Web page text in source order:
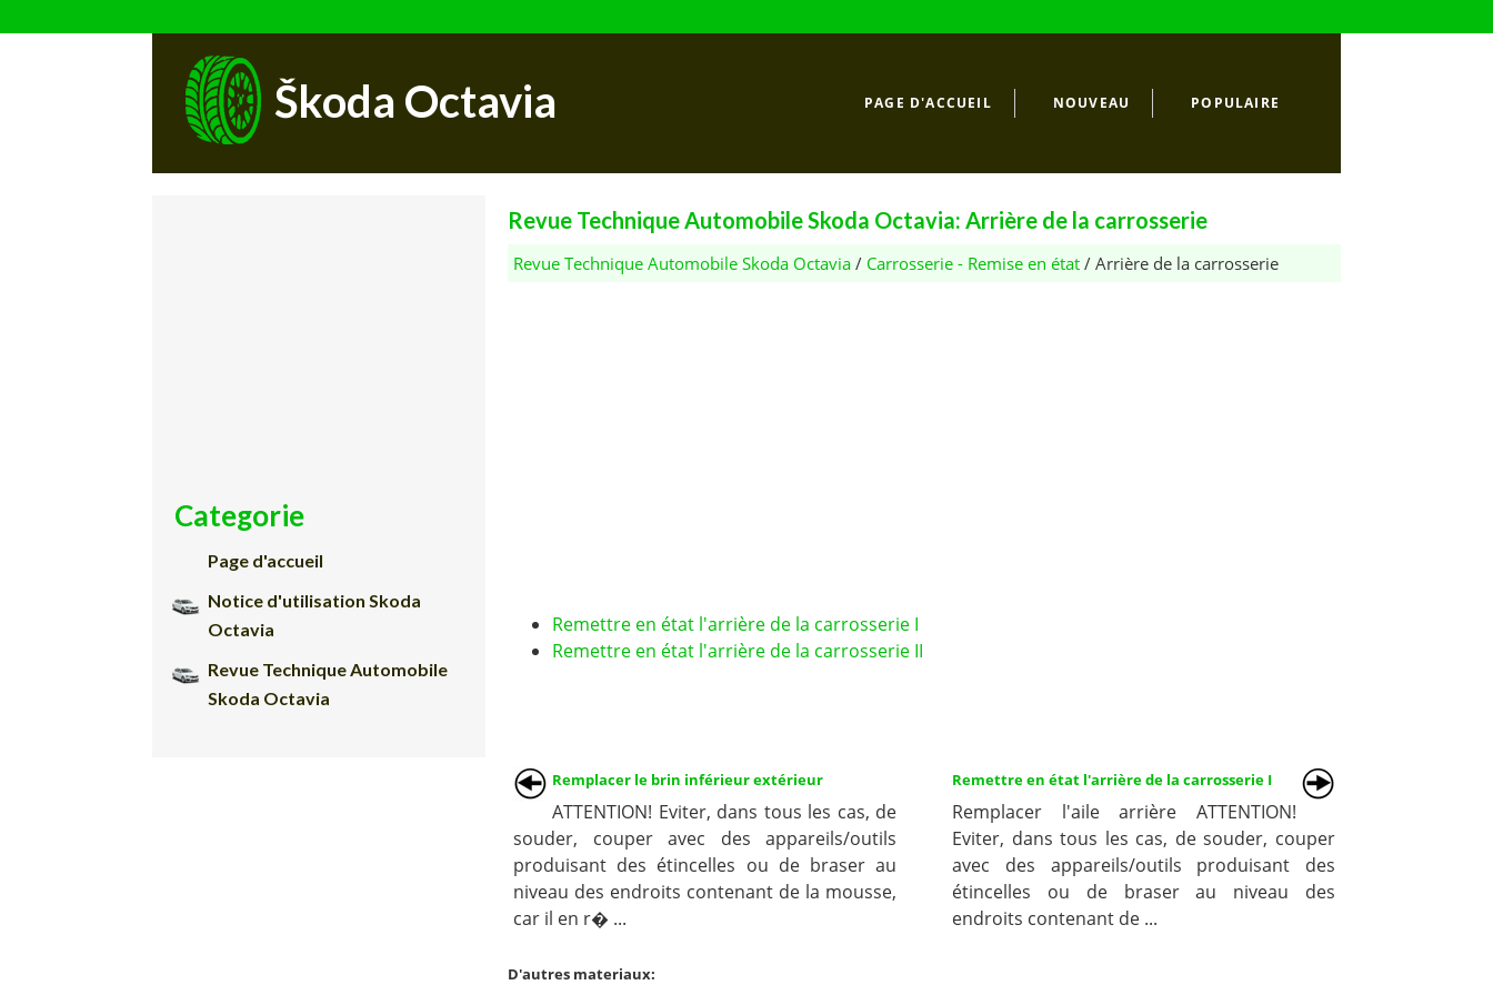
Škoda Octavia PAGE D'ACCUEIL NOUVEAU POPULAIRE
Revue Technique Automobile Skoda Octavia: Arrière de la carrosserie
Revue Technique Automobile Skoda Octavia / Carrosserie - Remise en état / Arrière de la carrosserie
Remettre en état l'arrière de la carrosserie I
Remettre en état l'arrière de la carrosserie II
Remplacer le brin inférieur extérieur
ATTENTION! Eviter, dans tous les cas, de
souder, couper avec des appareils/outils
produisant des étincelles ou de braser au
niveau des endroits contenant de la mousse,
car il en r� ...
Remettre en état l'arrière de la carrosserie I
Remplacer l'aile arrière ATTENTION!
Eviter, dans tous les cas, de souder, couper
avec des appareils/outils produisant des
étincelles ou de braser au niveau des
endroits contenant de ...
D'autres materiaux:
Categorie
Page d'accueil
Notice d'utilisation Skoda
Octavia
Revue Technique Automobile
Skoda Octavia